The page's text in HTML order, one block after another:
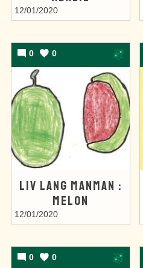
12/01/2020
0 0
LIV LANG MANMAN :
MELON
12/01/2020
0 0